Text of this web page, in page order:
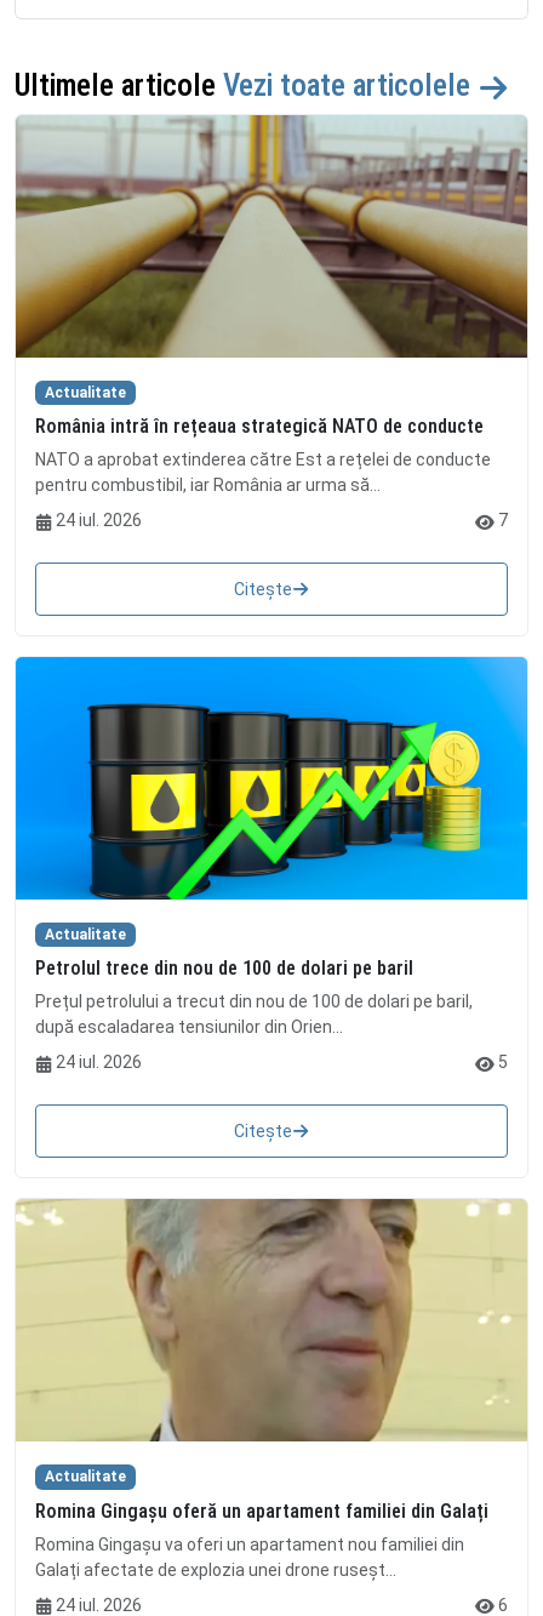
Ultimele articole Vezi toate articolele
Actualitate
România intră în rețeaua strategică NATO de conducte
NATO a aprobat extinderea către Est a rețelei de conducte
pentru combustibil, iar România ar urma să...
24 iul. 2026
7
Citește
Actualitate
Petrolul trece din nou de 100 de dolari pe baril
Prețul petrolului a trecut din nou de 100 de dolari pe baril,
după escaladarea tensiunilor din Orien...
24 iul. 2026
5
Citește
Actualitate
Romina Gingașu oferă un apartament familiei din Galați
Romina Gingașu va oferi un apartament nou familiei din
Galați afectate de explozia unei drone ruseșt...
24 iul. 2026
6